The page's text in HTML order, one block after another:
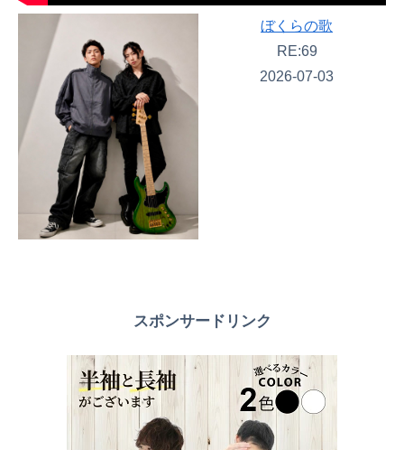
ぼくらの歌
RE:69
2026-07-03
スポンサードリンク